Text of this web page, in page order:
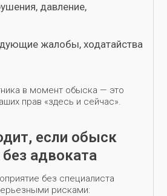
давление,
жалобы, ходатайства
в момент обыска — это
прав «здесь и сейчас».
если обыск
адвоката
без специалиста
рисками: